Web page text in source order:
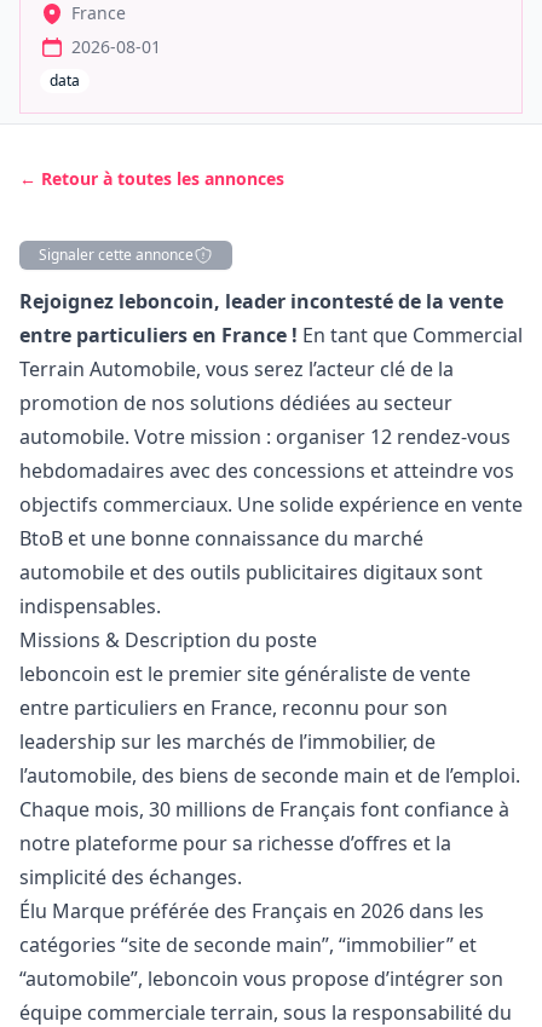
France
2026-08-01
data
← Retour à toutes les annonces
Signaler cette annonce
Description
Rejoignez leboncoin, leader incontesté de la vente
entre particuliers en France ! En tant que Commercial
Terrain Automobile, vous serez l’acteur clé de la
promotion de nos solutions dédiées au secteur
automobile. Votre mission : organiser 12 rendez-vous
hebdomadaires avec des concessions et atteindre vos
objectifs commerciaux. Une solide expérience en vente
BtoB et une bonne connaissance du marché
automobile et des outils publicitaires digitaux sont
indispensables.
Missions & Description du poste
leboncoin est le premier site généraliste de vente
entre particuliers en France, reconnu pour son
leadership sur les marchés de l’immobilier, de
l’automobile, des biens de seconde main et de l’emploi.
Chaque mois, 30 millions de Français font confiance à
notre plateforme pour sa richesse d’offres et la
simplicité des échanges.
Élu Marque préférée des Français en 2026 dans les
catégories “site de seconde main”, “immobilier” et
“automobile”, leboncoin vous propose d’intégrer son
équipe commerciale terrain, sous la responsabilité du